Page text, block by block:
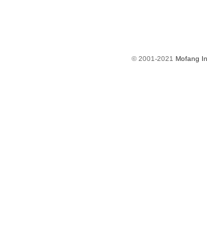
© 2001-2021 Mofang